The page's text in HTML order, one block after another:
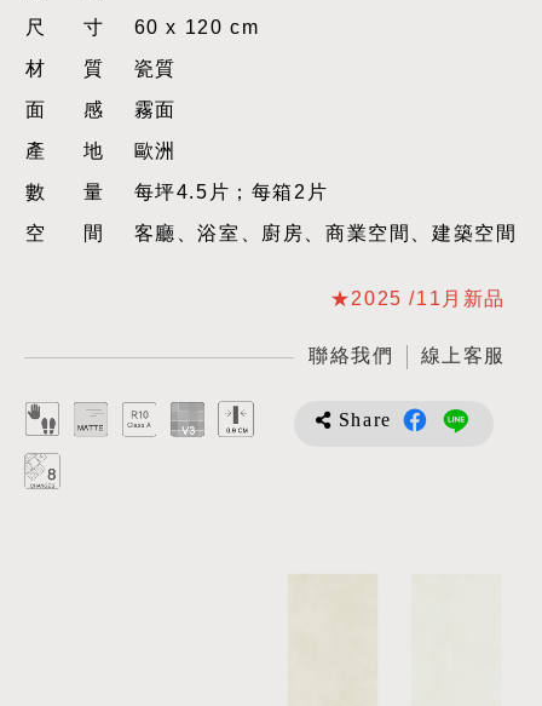
尺寸60 x 120 cm
材質瓷質
面感霧面
產地歐洲
數量每坪4.5片；每箱2片
空間客廳、浴室、廚房、商業空間、建築空間
★2025 /11月新品
聯絡我們 線上客服
Share